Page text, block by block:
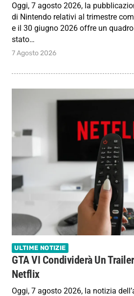
Oggi, 7 agosto 2026, la
di Nintendo relativi al trimestre
e il 30 giugno 2026 offre un
stato…
7 Agosto 2026
ULTIME NOTIZIE
GTA VI Condividerà Un
Netflix
Oggi, 7 agosto 2026, la notizia